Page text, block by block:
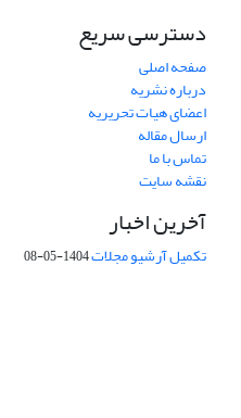
دسترسی سریع
صفحه اصلی
درباره نشریه
اعضای هیات تحریریه
ارسال مقاله
تماس با ما
نقشه سایت
آخرین اخبار
تکمیل آرشیو مجلات1404-05-08